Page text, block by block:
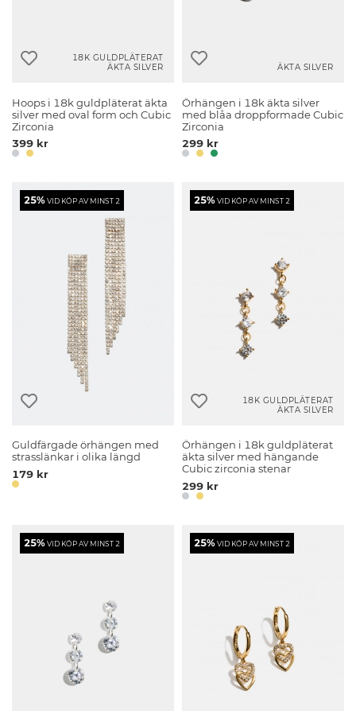
18K GULDPLÄTERAT
ÄKTA SILVER
Hoops i 18k guldpläterat äkta
silver med oval form och Cubic
Zirconia
399 kr
ÄKTA SILVER
Örhängen i 18k äkta silver
med blåa droppformade Cubic
Zirconia
299 kr
25%VID KÖP AV MINST 2
Guldfärgade örhängen med
strasslänkar i olika längd
179 kr
25%VID KÖP AV MINST 2
18K GULDPLÄTERAT
ÄKTA SILVER
Örhängen i 18k guldpläterat
äkta silver med hängande
Cubic zirconia stenar
299 kr
25%VID KÖP AV MINST 2 25%VID KÖP AV MINST 2